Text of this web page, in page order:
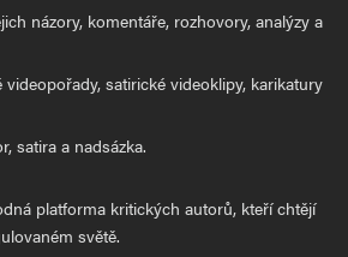
názory, komentáře, rozhovory, analýzy a
satirické videoklipy, karikatury
satira a nadsázka.
platforma kritických autorů, kteří chtějí
světě.